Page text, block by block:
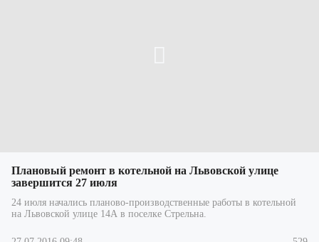
Плановый ремонт в котельной на Львовской улице
завершится 27 июля
24 июля начались планово-производственные работы в котельной
на Львовской улице 14А в поселке Стрельна.